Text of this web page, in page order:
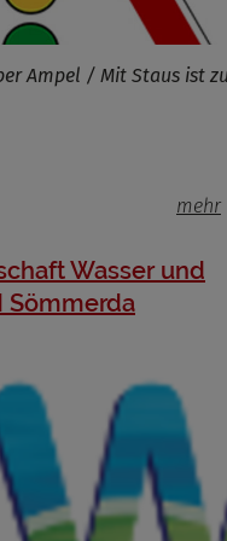
Ampel / Mit Staus ist
mehr
Wasser und
Sömmerda